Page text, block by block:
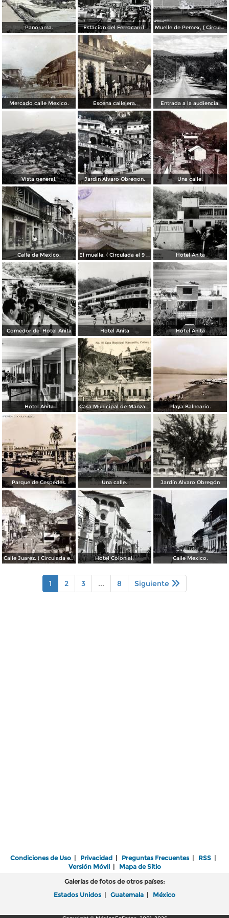
Panorama. Estacion del Ferrocarril. Muelle de Pemex, ( Circulada el 21 de Septiembre de 1962 ).
Mercado calle Mexico. Escena callejera. Entrada a la audiencia.
Vista general. Jardin Alvaro Obregon. Una calle.
Calle de Mexico. El muelle. ( Circulada el 9 de Septiembre de 1913 ). Hotel Anita
Comedor del Hotel Anita Hotel Anita Hotel Anita
Hotel Anita Casa Municipal de Manzanillo Playa Balneario.
Parque de Cespedes. Una calle. Jardín Álvaro Obregón
Calle Juarez. ( Circulada el 22 de Diciembre de 1942 ). Hotel Colonial. Calle Mexico.
1 2 3 ... 8 Siguiente
Condiciones de Uso | Privacidad | Preguntas Frecuentes | RSS |
Versión Móvil| Mapa de Sitio
Galerías de fotos de otros países:
Estados Unidos | Guatemala | México